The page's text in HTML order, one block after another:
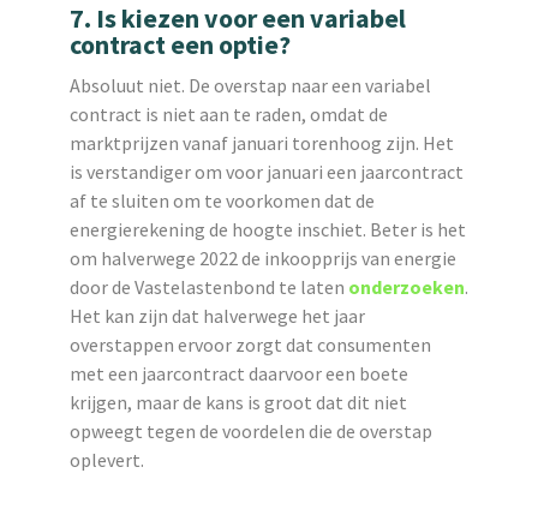
7. Is kiezen voor een variabel
contract een optie?
Absoluut niet. De overstap naar een variabel
contract is niet aan te raden, omdat de
marktprijzen vanaf januari torenhoog zijn. Het
is verstandiger om voor januari een jaarcontract
af te sluiten om te voorkomen dat de
energierekening de hoogte inschiet. Beter is het
om halverwege 2022 de inkoopprijs van energie
door de Vastelastenbond te laten onderzoeken.
Het kan zijn dat halverwege het jaar
overstappen ervoor zorgt dat consumenten
met een jaarcontract daarvoor een boete
krijgen, maar de kans is groot dat dit niet
opweegt tegen de voordelen die de overstap
oplevert.